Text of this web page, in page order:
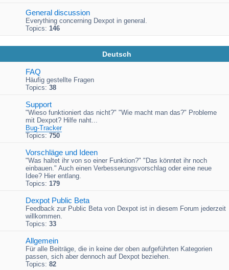
General discussion
Everything concerning Dexpot in general.
Topics: 146
Deutsch
FAQ
Häufig gestellte Fragen
Topics: 38
Support
"Wieso funktioniert das nicht?" "Wie macht man das?" Probleme
mit Dexpot? Hilfe naht...
Bug-Tracker
Topics: 750
Vorschläge und Ideen
"Was haltet ihr von so einer Funktion?" "Das könntet ihr noch
einbauen." Auch einen Verbesserungsvorschlag oder eine neue
Idee? Hier entlang.
Topics: 179
Dexpot Public Beta
Feedback zur Public Beta von Dexpot ist in diesem Forum jederzeit
willkommen.
Topics: 33
Allgemein
Für alle Beiträge, die in keine der oben aufgeführten Kategorien
passen, sich aber dennoch auf Dexpot beziehen.
Topics: 82